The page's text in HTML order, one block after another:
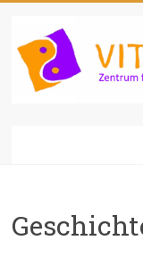
springen
und